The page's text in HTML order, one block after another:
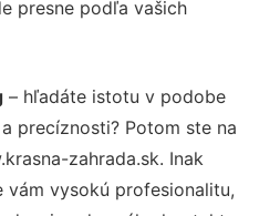
presne podľa vašich
– hľadáte istotu v podobe
precíznosti? Potom ste na
zahrada.sk. Inak
vám vysokú profesionalitu,